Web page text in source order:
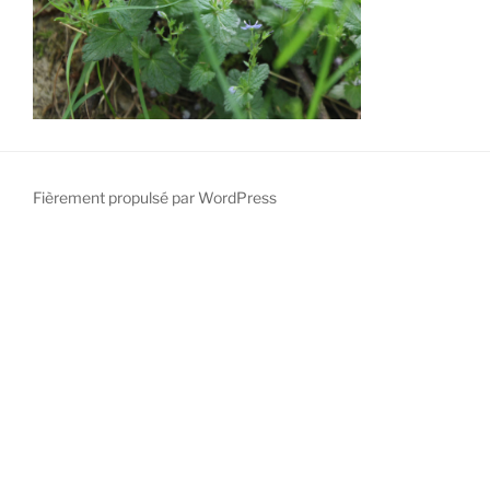
Fièrement propulsé par WordPress